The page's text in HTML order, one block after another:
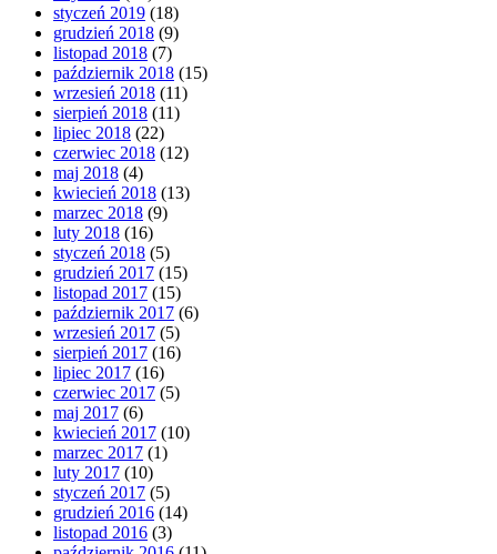
styczeń 2019 (18)
grudzień 2018 (9)
listopad 2018 (7)
październik 2018 (15)
wrzesień 2018 (11)
sierpień 2018 (11)
lipiec 2018 (22)
czerwiec 2018 (12)
maj 2018 (4)
kwiecień 2018 (13)
marzec 2018 (9)
luty 2018 (16)
styczeń 2018 (5)
grudzień 2017 (15)
listopad 2017 (15)
październik 2017 (6)
wrzesień 2017 (5)
sierpień 2017 (16)
lipiec 2017 (16)
czerwiec 2017 (5)
maj 2017 (6)
kwiecień 2017 (10)
marzec 2017 (1)
luty 2017 (10)
styczeń 2017 (5)
grudzień 2016 (14)
listopad 2016 (3)